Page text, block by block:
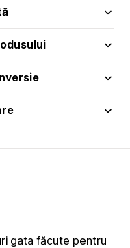
gata făcute pentru